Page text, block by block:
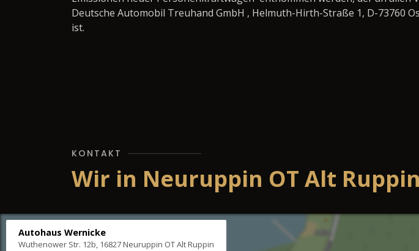
Deutsche Automobil Treuhand GmbH , Helmuth-Hirth-Straße 1, D-73760
ist.
KONTAKT
Wir in Neuruppin OT Alt Ruppin
Autohaus Wernicke
Wuthenower Str. 12b, 16827 Neuruppin OT Alt Ruppin